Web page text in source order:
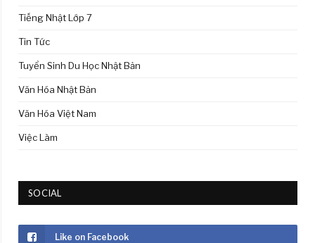
Tiếng Nhật Lớp 7
Tin Tức
Tuyển Sinh Du Học Nhật Bản
Văn Hóa Nhật Bản
Văn Hóa Việt Nam
Việc Làm
SOCIAL
Like on Facebook